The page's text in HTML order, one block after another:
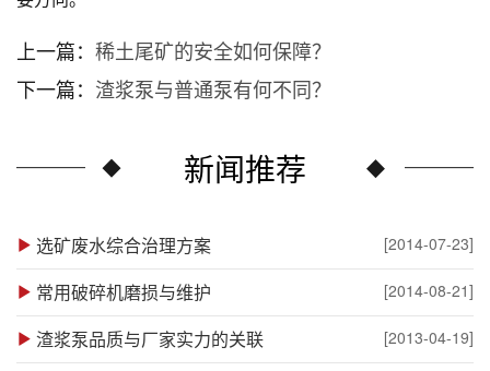
上一篇： 稀土尾矿的安全如何保障？
下一篇： 渣浆泵与普通泵有何不同？
新闻推荐
选矿废水综合治理方案 [2014-07-23]
常用破碎机磨损与维护 [2014-08-21]
渣浆泵品质与厂家实力的关联 [2013-04-19]